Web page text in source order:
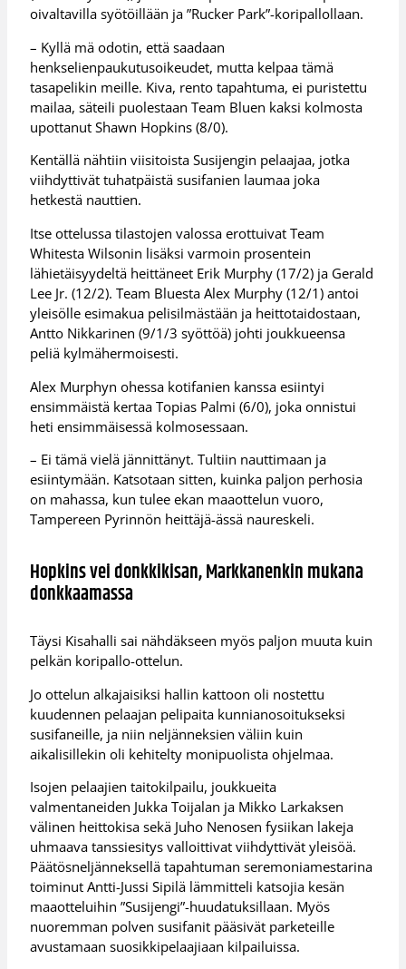
oivaltavilla syötöillään ja ”Rucker Park”-koripallollaan.
– Kyllä mä odotin, että saadaan
henkselienpaukutusoikeudet, mutta kelpaa tämä
tasapelikin meille. Kiva, rento tapahtuma, ei puristettu
mailaa, säteili puolestaan Team Bluen kaksi kolmosta
upottanut Shawn Hopkins (8/0).
Kentällä nähtiin viisitoista Susijengin pelaajaa, jotka
viihdyttivät tuhatpäistä susifanien laumaa joka
hetkestä nauttien.
Itse ottelussa tilastojen valossa erottuivat Team
Whitesta Wilsonin lisäksi varmoin prosentein
lähietäisyydeltä heittäneet Erik Murphy (17/2) ja Gerald
Lee Jr. (12/2). Team Bluesta Alex Murphy (12/1) antoi
yleisölle esimakua pelisilmästään ja heittotaidostaan,
Antto Nikkarinen (9/1/3 syöttöä) johti joukkueensa
peliä kylmähermoisesti.
Alex Murphyn ohessa kotifanien kanssa esiintyi
ensimmäistä kertaa Topias Palmi (6/0), joka onnistui
heti ensimmäisessä kolmosessaan.
– Ei tämä vielä jännittänyt. Tultiin nauttimaan ja
esiintymään. Katsotaan sitten, kuinka paljon perhosia
on mahassa, kun tulee ekan maaottelun vuoro,
Tampereen Pyrinnön heittäjä-ässä naureskeli.
Hopkins vei donkkikisan, Markkanenkin mukana
donkkaamassa
Täysi Kisahalli sai nähdäkseen myös paljon muuta kuin
pelkän koripallo-ottelun.
Jo ottelun alkajaisiksi hallin kattoon oli nostettu
kuudennen pelaajan pelipaita kunnianosoitukseksi
susifaneille, ja niin neljänneksien väliin kuin
aikalisillekin oli kehitelty monipuolista ohjelmaa.
Isojen pelaajien taitokilpailu, joukkueita
valmentaneiden Jukka Toijalan ja Mikko Larkaksen
välinen heittokisa sekä Juho Nenosen fysiikan lakeja
uhmaava tanssiesitys valloittivat viihdyttivät yleisöä.
Päätösneljänneksellä tapahtuman seremoniamestarina
toiminut Antti-Jussi Sipilä lämmitteli katsojia kesän
maaotteluihin ”Susijengi”-huudatuksillaan. Myös
nuoremman polven susifanit pääsivät parketeille
avustamaan suosikkipelaajiaan kilpailuissa.